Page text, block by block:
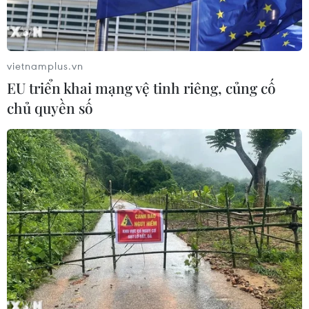
Xem thêm
CƠ QUAN CHỦ QUẢN: THÔNG TẤN XÃ VIỆT NAM
Tổng Biên tập: TRẦN TIẾN DUẨN
Phó Tổng Biên tập: NGUYỄN THỊ TÁM, KHÚC THANH
THỦY
Sở hữu trí tuệ
Quy định sử dụng
RSS
Hỗ trợ
Ngôn ngữ
TTXVN
Dịch vụ tin
Quảng cáo
vietnamplus.vn
EU triển khai mạng vệ tinh riêng, củng cố
chủ quyền số